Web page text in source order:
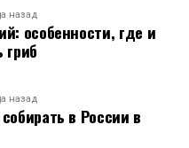
назад
особенности, где и
гриб
назад
в России в